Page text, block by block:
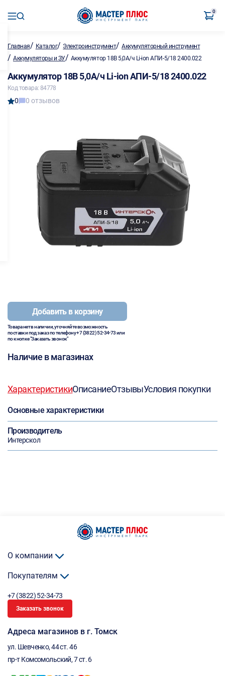
0
Главная/ Каталог/ Электроинструмент/Аккумуляторный инструмент
/ Аккумуляторы и ЗУ/ Аккумулятор 18В 5,0А/ч Li-ion АПИ-5/18 2400.022
Аккумулятор 18В 5,0А/ч Li-ion АПИ-5/18 2400.022
Код товара: 84778
0 0 отзывов
Добавить в корзину
Товара нет в наличии, уточняйте возможность
поставки под заказ по телефону+7 (3822) 52-34-73или
по кнопке "Заказать звонок"
Наличие в магазинах
ХарактеристикиОписаниеОтзывыУсловия покупки
Основные характеристики
Производитель
Интерскол
О компании
Покупателям
+7 (3822) 52-34-73
Заказать звонок
Адреса магазинов в г. Томск
ул. Шевченко, 44 ст. 46
пр-т Комсомольский, 7 ст. 6